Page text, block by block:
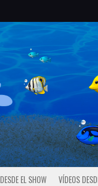
DESDE EL SHOW VÍDEOS